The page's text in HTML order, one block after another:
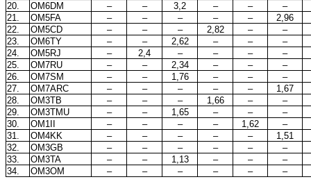
20.
OM6DM – – 3,2 – –
–
21.
OM5FA – – – – –
2,96
22.
OM5CD – – – 2,82 –
–
23.
OM6TY – – 2,62 – –
–
24.
OM5RJ – 2,4 – – –
–
25.
OM7RU – – 2,34 – –
–
26.
OM7SM – – 1,76 – –
–
27.
OM7ARC – – – – –
1,67
28.
OM3TB – – – 1,66 –
–
29.
OM3TMU – – 1,65 – –
–
30.
OM1II – – – – 1,62
–
31.
OM4KK – – – – –
1,51
32.
OM3GB – – – – –
–
33.
OM3TA – – 1,13 – –
–
34.
OM3OM – – – – – –